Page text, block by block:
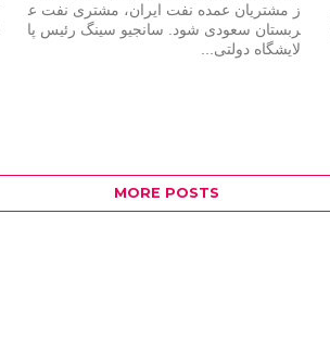
ز مشتریان عمده نفت ایران، مشتری نفت ع
ربستان سعودی شود. سانجیو سینگ رئیس پا
لایشگاه دولتی...
MORE POSTS